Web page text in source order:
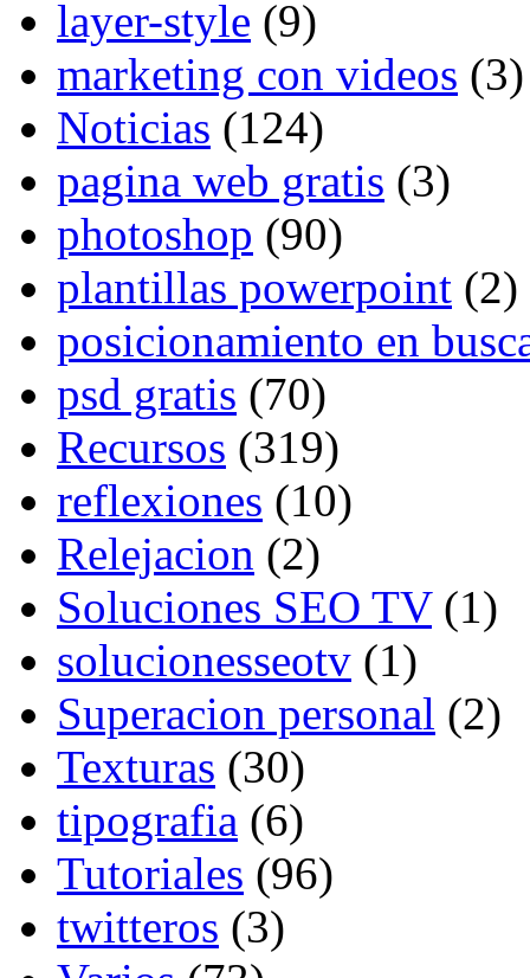
layer-style (9)
marketing con videos (3)
Noticias (124)
pagina web gratis (3)
photoshop (90)
plantillas powerpoint (2)
posicionamiento en
psd gratis (70)
Recursos (319)
reflexiones (10)
Relejacion (2)
Soluciones SEO TV(1)
solucionesseotv (1)
Superacion personal (2)
Texturas (30)
tipografia (6)
Tutoriales (96)
twitteros (3)